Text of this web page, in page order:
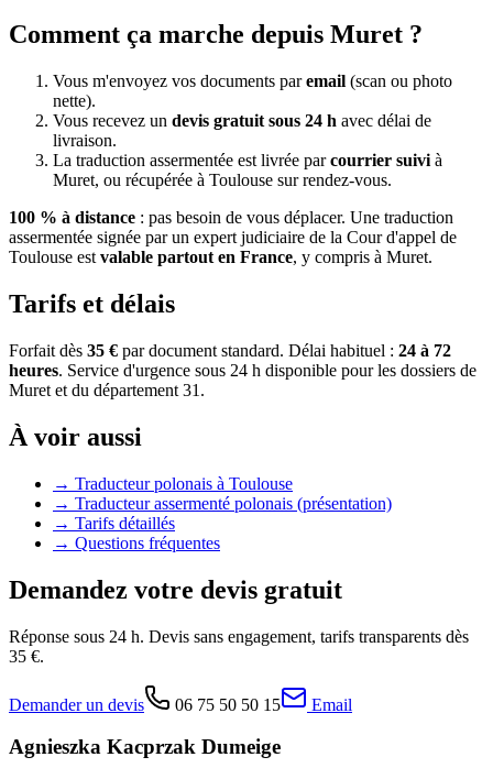
Comment ça marche depuis Muret ?
Vous m'envoyez vos documents paremail (scan ou photo
nette).
Vous recevez un devis gratuit sous 24 h avec délai de
livraison.
La traduction assermentée est livrée parcourrier suivi à
Muret, ou récupérée à Toulouse sur rendez-vous.
100 % à distance : pas besoin de vous déplacer. Une traduction
assermentée signée par un expert judiciaire de la Cour d'appel de
Toulouse est valable partout en France, y compris à Muret.
Tarifs et délais
Forfait dès 35 € par document standard. Délai habituel : 24 à 72
heures. Service d'urgence sous 24 h disponible pour les dossiers de
Muret et du département 31 .
À voir aussi
→ Traducteur polonais à Toulouse
→ Traducteur assermenté polonais (présentation)
→ Tarifs détaillés
→ Questions fréquentes
Demandez votre devis gratuit
Réponse sous 24 h. Devis sans engagement, tarifs transparents dès
35 €.
Demander un devis 06 75 50 50 15 Email
Agnieszka Kacprzak Dumeige